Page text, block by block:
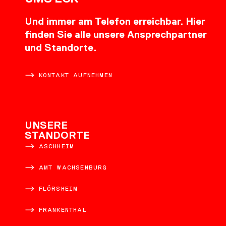
Und immer am Telefon erreichbar. Hier
finden Sie alle unsere Ansprechpartner
und Standorte.
KONTAKT AUFNEHMEN
UNSERE
STANDORTE
ASCHHEIM
AMT WACHSENBURG
FLÖRSHEIM
FRANKENTHAL